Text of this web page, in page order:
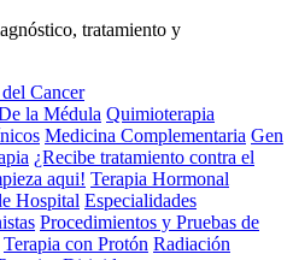
tratamiento y
Cancer
la Médula Quimioterapia
Medicina Complementaria Gen
¿Recibe tratamiento contra el
aqui! Terapia Hormonal
Hospital Especialidades
Procedimientos y Pruebas de
Terapia con Protón Radiación